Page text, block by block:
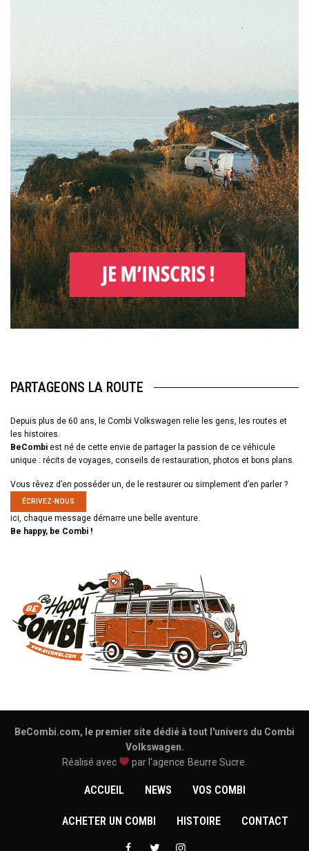
PARTAGEONS LA ROUTE
Depuis plus de 60 ans, le Combi Volkswagen relie les gens, les routes et
les histoires.
BeCombi est né de cette envie de partager la passion de ce véhicule
unique : récits de voyages, conseils de restauration, photos et bons plans.
Vous rêvez d’en posséder un, de le restaurer ou simplement d’en parler ?
ÉCRIVEZ-NOUS
ici, chaque message démarre une belle aventure.
Be happy, be Combi !
BeCombi.com, le premier site dédié à tout l'univers du Combi
Volkswagen.
Réalisé avec
par l'agence Beurre Sucre
ACCUEIL NEWS VOS COMBI
ACHETER UN COMBI HISTOIRE CONTACT